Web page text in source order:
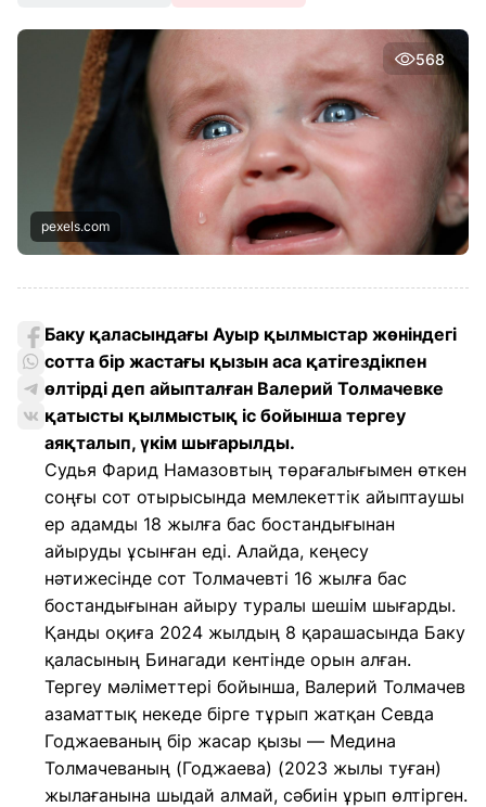
568
pexels.com
Баку қаласындағы Ауыр қылмыстар жөніндегі
сотта бір жастағы қызын аса қатігездікпен
өлтірді деп айыпталған Валерий Толмачевке
қатысты қылмыстық іс бойынша тергеу
аяқталып, үкім шығарылды.
Судья Фарид Намазовтың төрағалығымен өткен
соңғы сот отырысында мемлекеттік айыптаушы
ер адамды 18 жылға бас бостандығынан
айыруды ұсынған еді. Алайда, кеңесу
нәтижесінде сот Толмачевті 16 жылға бас
бостандығынан айыру туралы шешім шығарды.
Қанды оқиға 2024 жылдың 8 қарашасында Баку
қаласының Бинагади кентінде орын алған.
Тергеу мәліметтері бойынша, Валерий Толмачев
азаматтық некеде бірге тұрып жатқан Севда
Годжаеваның бір жасар қызы — Медина
Толмачеваның (Годжаева) (2023 жылы туған)
жылағанына шыдай алмай, сәбиін ұрып өлтірген.